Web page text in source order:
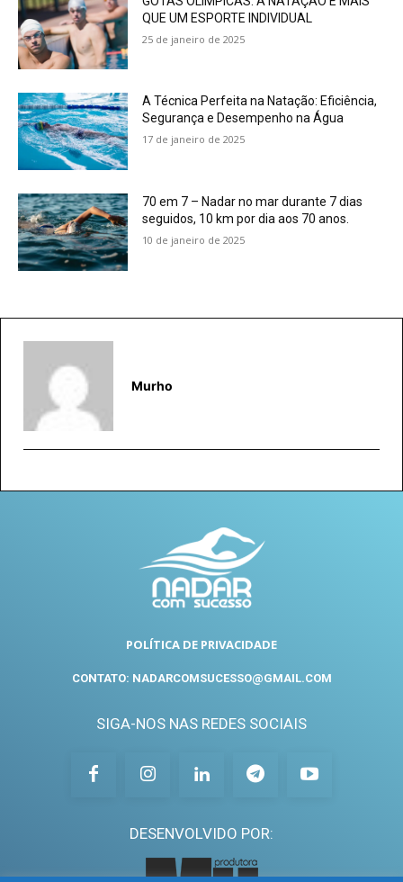
QUE UM ESPORTE INDIVIDUAL
25 de janeiro de 2025
A Técnica Perfeita na Natação: Eficiência,
Segurança e Desempenho na Água
17 de janeiro de 2025
70 em 7 – Nadar no mar durante 7 dias
seguidos, 10 km por dia aos 70 anos.
10 de janeiro de 2025
Murho
POLÍTICA DE PRIVACIDADE
CONTATO: NADARCOMSUCESSO@GMAIL.COM
SIGA-NOS NAS REDES SOCIAIS
DESENVOLVIDO POR: